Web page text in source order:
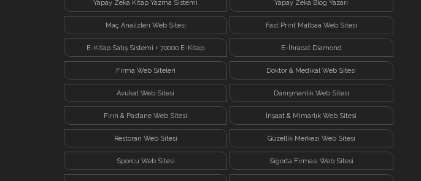
Yapay Zeka Kitap Yazma Sistemi Yapay Zeka Blog Yazarı
Maç Analizleri Web Sitesi Fast Print Matbaa Web Sitesi
E-Kitap Satış Sistemi + 70000 E-Kitap E-İhracat Diamond
Firma Web Siteleri Doktor & Medikal Web Sitesi
Avukat Web Sitesi Danışmanlık Web Sitesi
Fırın & Pastane Web Sitesi İnşaat & Mimarlık Web Sitesi
Restoran Web Sitesi Güzellik Merkezi Web Sitesi
Sporcu Web Sitesi Sigorta Firması Web Sitesi